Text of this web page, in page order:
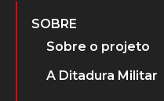
SOBRE
Sobre o projeto
A Ditadura Militar